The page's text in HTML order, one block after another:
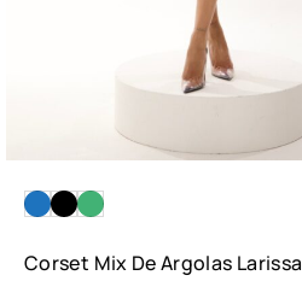
Corset Mix De Argolas Larissa